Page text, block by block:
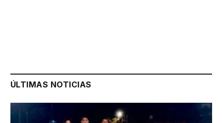
ÚLTIMAS NOTICIAS